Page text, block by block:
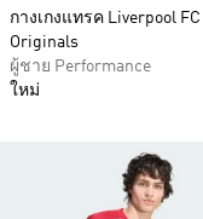
กางเกงแทรค Liverpool FC
Originals
ผู้ชาย Performance
ใหม่